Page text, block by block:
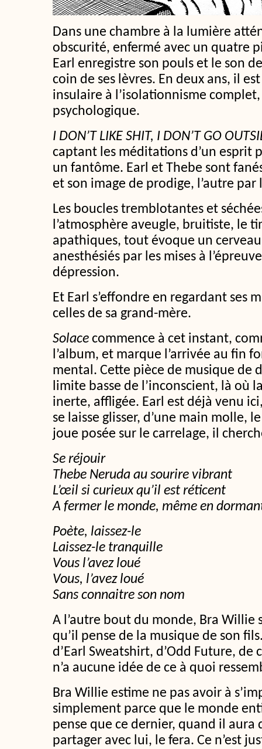
Dans une chambre à la lumière
obscurité, enfermé avec un quatre
Earl enregistre son pouls et le son
coin de ses lèvres. En deux ans, il
insulaire à l’isolationnisme
psychologique.
I DON’T LIKE SHIT, I DON’T GO
captant les méditations d’un esprit
un fantôme. Earl et Thebe sont
et son image de prodige, l’autre par
Les boucles tremblotantes et
l’atmosphère aveugle, bruitiste, le
apathiques, tout évoque un
anesthésiés par les mises à
dépression.
Et Earl s’effondre en regardant ses
celles de sa grand-mère.
Solace commence à cet instant,
l’album, et marque l’arrivée au fin
mental. Cette pièce de musique de
limite basse de l’inconscient, là où
inerte, affligée. Earl est déjà venu
se laisse glisser, d’une main molle,
joue posée sur le carrelage, il
Se réjouir
Thebe Neruda au sourire vibrant
L’œil si curieux qu’il est réticent
A fermer le monde, même en
Poète, laissez-le
Laissez-le tranquille
Vous l’avez loué
Vous, l’avez loué
Sans connaitre son nom
A l’autre bout du monde, Bra Willie
qu’il pense de la musique de son
d’Earl Sweatshirt, d’Odd Future,
n’a aucune idée de ce à quoi
Bra Willie estime ne pas avoir à
simplement parce que le monde
pense que ce dernier, quand il aura
partager avec lui, le fera. Ce n’est